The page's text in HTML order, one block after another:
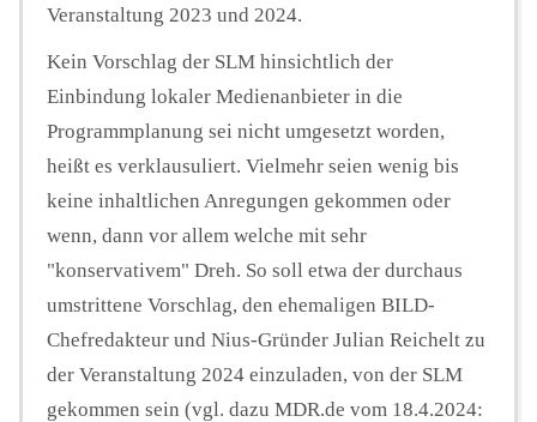
Veranstaltung 2023 und 2024.
Kein Vorschlag der SLM hinsichtlich der
Einbindung lokaler Medienanbieter in die
Programmplanung sei nicht umgesetzt worden,
heißt es verklausuliert. Vielmehr seien wenig bis
keine inhaltlichen Anregungen gekommen oder
wenn, dann vor allem welche mit sehr
"konservativem" Dreh. So soll etwa der durchaus
umstrittene Vorschlag, den ehemaligen BILD-
Chefredakteur und Nius-Gründer Julian Reichelt zu
der Veranstaltung 2024 einzuladen, von der SLM
gekommen sein (vgl. dazu MDR.de vom 18.4.2024: